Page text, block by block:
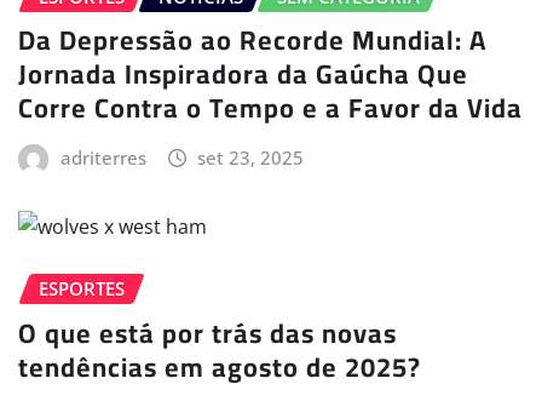
Da Depressão ao Recorde Mundial: A
Jornada Inspiradora da Gaúcha Que
Corre Contra o Tempo e a Favor da Vida
adriterres set 23, 2025
ESPORTES
O que está por trás das novas
tendências em agosto de 2025?